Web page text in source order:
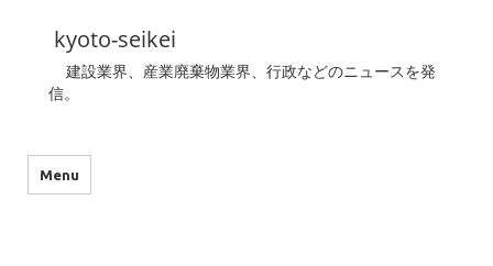
kyoto-seikei
建設業界、産業廃棄物業界、行政などのニュースを発
信。
Menu